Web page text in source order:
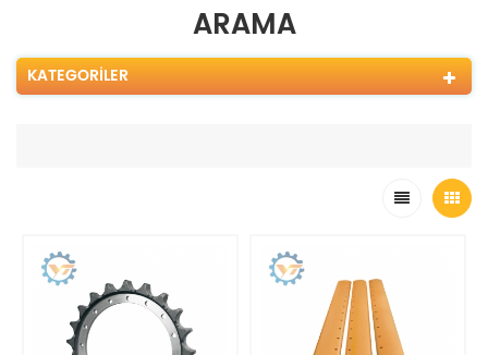
ARAMA
KATEGORILER